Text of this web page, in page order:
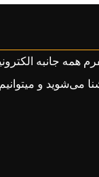
همه جانبه
می‌شوید و